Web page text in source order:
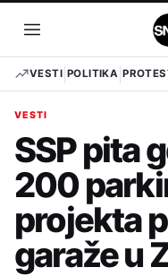
sadržaj
Otvori
meni
VESTI POLITIKA
VESTI
SSP pita
200
projekta
garaže u